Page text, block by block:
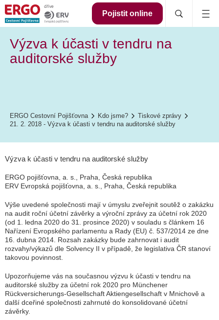
Pojistit online
Výzva k účasti v tendru na
auditorské služby
ERGO Cestovní Pojišťovna Kdo jsme?
Tiskové zprávy
21. 2. 2018 - Výzva k účasti v tendru na auditorské služby
Výzva k účasti v tendru na auditorské služby
ERGO pojišťovna, a. s., Praha, Česká republika
ERV Evropská pojišťovna, a. s., Praha, Česká republika
Výše uvedené společnosti mají v úmyslu zveřejnit soutěž o zakázku
na audit roční účetní závěrky a výroční zprávy za účetní rok 2020
(od 1. ledna 2020 do 31. prosince 2020) v souladu s článkem 16
Nařízení Evropského parlamentu a Rady (EU) č. 537/2014 ze dne
16. dubna 2014. Rozsah zakázky bude zahrnovat i audit
rozvahy/výkazů dle Solvency II v případě, že legislativa ČR stanoví
takovou povinnost.
Upozorňujeme vás na současnou výzvu k účasti v tendru na
auditorské služby za účetní rok 2020 pro Münchener
Rückversicherungs-Gesellschaft Aktiengesellschaft v Mnichově a
další dceřiné společnosti zahrnuté do konsolidované účetní
závěrky.